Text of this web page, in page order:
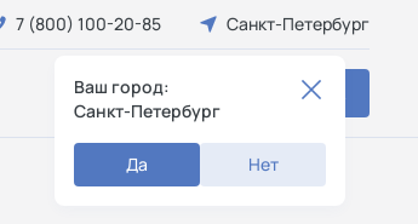
7 (800) 100-20-85 Санкт-Петербург
Ваш город:
Санкт-Петербург
Да Нет
Заказать звонок